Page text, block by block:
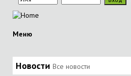
Меню
Новости Все новости